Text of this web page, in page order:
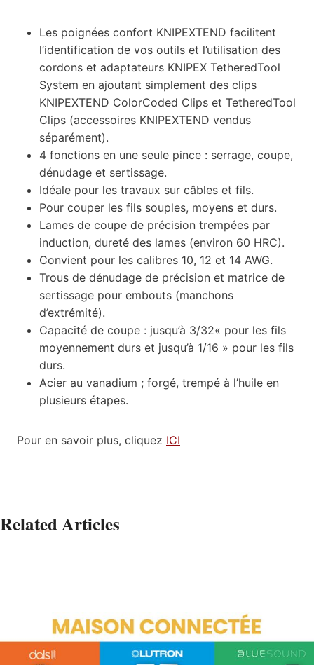
Les poignées confort KNIPEXTEND facilitent
l’identification de vos outils et l’utilisation des
cordons et adaptateurs KNIPEX TetheredTool
System en ajoutant simplement des clips
KNIPEXTEND ColorCoded Clips et TetheredTool
Clips (accessoires KNIPEXTEND vendus
séparément).
4 fonctions en une seule pince : serrage, coupe,
dénudage et sertissage.
Idéale pour les travaux sur câbles et fils.
Pour couper les fils souples, moyens et durs.
Lames de coupe de précision trempées par
induction, dureté des lames (environ 60 HRC).
Convient pour les calibres 10, 12 et 14 AWG.
Trous de dénudage de précision et matrice de
sertissage pour embouts (manchons
d’extrémité).
Capacité de coupe : jusqu’à 3/32« pour les fils
moyennement durs et jusqu’à 1/16 » pour les fils
durs.
Acier au vanadium ; forgé, trempé à l’huile en
plusieurs étapes.
Pour en savoir plus, cliquez ICI
Related Articles